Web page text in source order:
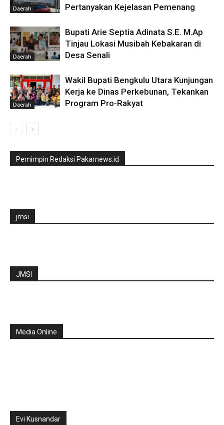
Daerah
Pertanyakan Kejelasan Pemenang
Daerah
Bupati Arie Septia Adinata S.E. M.Ap
Tinjau Lokasi Musibah Kebakaran di
Desa Senali
Daerah
Wakil Bupati Bengkulu Utara Kunjungan
Kerja ke Dinas Perkebunan, Tekankan
Program Pro-Rakyat
Pemimpin Redaksi Pakarnews.id
jmsi
JMSI
Media Online
Evi Kusnandar